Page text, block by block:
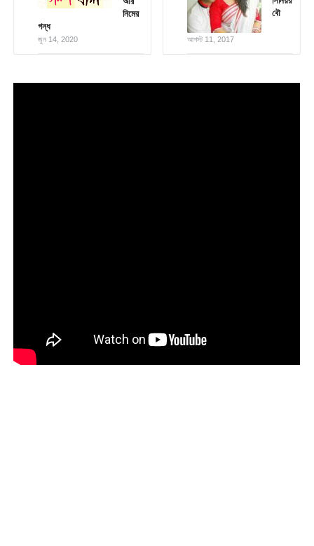
নিমের
গন্ধ
জুন 14, 2020
বৌ
আগস্ট 11, 2017